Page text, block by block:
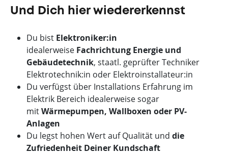
Und Dich hier wiedererkennst
Du bist Elektroniker:in
idealerweise Fachrichtung Energie und
Gebäudetechnik, staatl. geprüfter Techniker
Elektrotechnik:in oder Elektroinstallateur:in
Du verfügst über Installations Erfahrung im
Elektrik Bereich idealerweise sogar
mitWärmepumpen, Wallboxen oder PV-
Anlagen
Du legst hohen Wert auf Qualität und die
Zufriedenheit Deiner Kundschaft